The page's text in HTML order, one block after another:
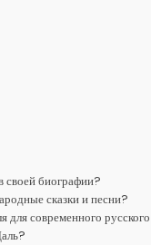
своей биографии?
сказки и песни?
для современного